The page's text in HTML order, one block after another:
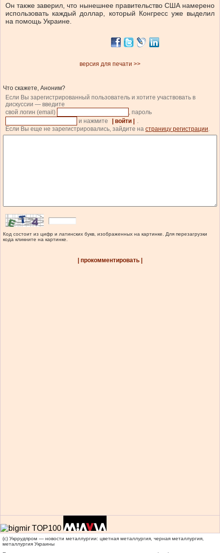
Он также заверил, что нынешнее правительство США намерено
использовать каждый доллар, который Конгресс уже выделил
на помощь Украине.
версия для печати >>
Что скажете, Аноним?
Если Вы зарегистрированный пользователь и хотите участвовать в
дискуссии — введите
свой логин (email)
, пароль
и нажмите
| войти |
.
Если Вы еще не зарегистрировались, зайдите на страницу регистрации.
Код состоит из цифр и латинских букв, изображенных на картинке. Для перезагрузки
кода кликните на картинке.
| прокомментировать |
(c) Укррудпром — новости металлургии: цветная металлургия, черная металлургия,
металлургия Украины